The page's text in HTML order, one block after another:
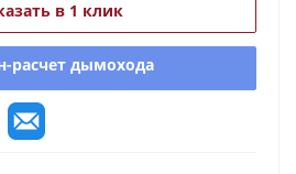
в 1 клик
расчет дымохода